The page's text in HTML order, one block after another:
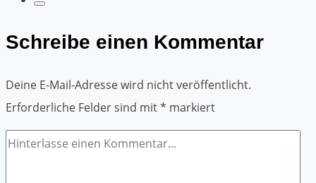
Schreibe einen Kommentar
Deine E-Mail-Adresse wird nicht veröffentlicht.
Erforderliche Felder sind mit* markiert